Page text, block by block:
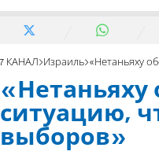
7 КАНАЛ Израиль «Нетаньяху
«Нетаньяху
ситуацию,
выборов»